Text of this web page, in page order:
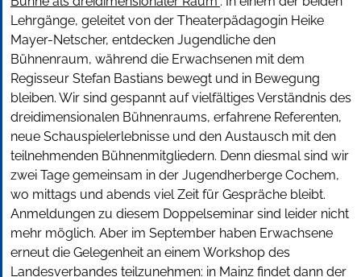
Lehrgänge, geleitet von der Theaterpädagogin Heike
Mayer-Netscher, entdecken Jugendliche den
Bühnenraum, während die Erwachsenen mit dem
Regisseur Stefan Bastians bewegt und in Bewegung
bleiben. Wir sind gespannt auf vielfältiges Verständnis des
dreidimensionalen Bühnenraums, erfahrene Referenten,
neue Schauspielerlebnisse und den Austausch mit den
teilnehmenden Bühnenmitgliedern. Denn diesmal sind wir
zwei Tage gemeinsam in der Jugendherberge Cochem,
wo mittags und abends viel Zeit für Gespräche bleibt.
Anmeldungen zu diesem Doppelseminar sind leider nicht
mehr möglich. Aber im September haben Erwachsene
erneut die Gelegenheit an einem Workshop des
Landesverbandes teilzunehmen: in Mainz findet dann der